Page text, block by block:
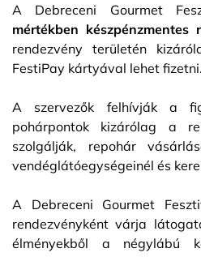
A Debreceni Gourmet
mértékben készpénzmentes
rendezvény területén
FestiPay kártyával lehet fizetni.
A szervezők felhívják a
pohárpontok kizárólag a
szolgálják, repohár
vendéglátóegységeinél és
A Debreceni Gourmet
rendezvényként várja
élményekből a négylábú